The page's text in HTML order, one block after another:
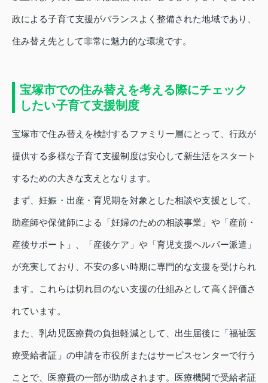
政による子育て支援がバランスよく整備された地域であり、
住み替え先として非常に魅力的な環境です。
宝塚市での住み替えを考える際にチェック
したい子育て支援制度
宝塚市で住み替えを検討するファミリー層にとって、行政が
提供する多様な子育て支援制度は安心して新生活をスタート
するための大きな支えとなります。
まず、妊娠・出産・育児期を対象とした相談や支援として、
助産師や保健師による「妊婦のための相談事業」や「産前・
産後サポート」、「産後ケア」や「育児支援ヘルパー派遣」
が充実しており、不安の多い時期に専門的な支援を受けられ
ます。これらは切れ目のない支援の仕組みとして高く評価さ
れています。
また、乳幼児医療費の負担軽減として、出生届後に「福祉医
療受給者証」の申請を市役所またはサービスセンターで行う
ことで、医療費の一部が助成されます。医療機関で受給者証